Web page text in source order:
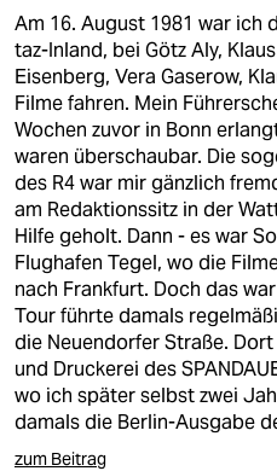
berlin
nord
wahrheit
verlag
verlag
veranstaltungen
shop
fragen & hilfe
unterstützen
Am 16. August 1981 war ich
taz-Inland, bei Götz Aly,
Eisenberg, Vera Gaserow,
Filme fahren. Mein
Wochen zuvor in Bonn
waren überschaubar. Die
des R4 war mir gänzlich
am Redaktionssitz in der
Hilfe geholt. Dann - es war
Flughafen Tegel, wo die
nach Frankfurt. Doch das
Tour führte damals
die Neuendorfer Straße.
und Druckerei des
wo ich später selbst zwei
damals die Berlin-Ausgabe
zum Beitrag